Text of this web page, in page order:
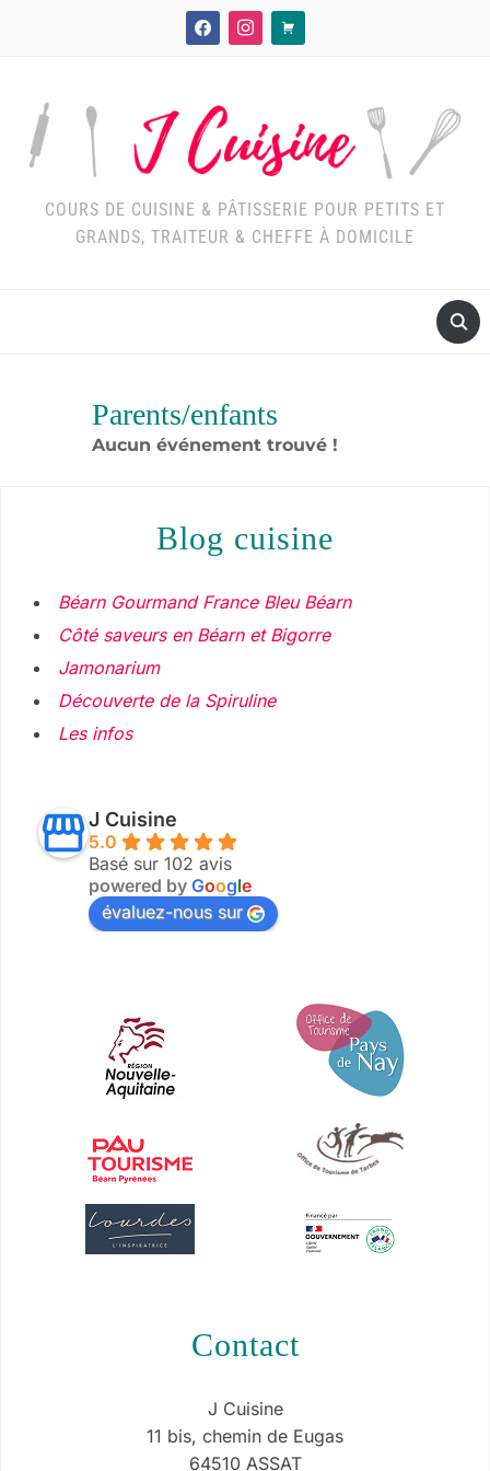
facebookinstagram
cart
COURS DE CUISINE & PÂTISSERIE POUR PETITS ET
GRANDS, TRAITEUR & CHEFFE À DOMICILE
Parents/enfants
Aucun événement trouvé !
blog cuisine
Béarn Gourmand France Bleu Béarn
Côté saveurs en Béarn et Bigorre
Jamonarium
Découverte de la Spiruline
Les infos
J Cuisine
5.0
Basé sur 102 avis
powered by Google
évaluez-nous sur
contact
J Cuisine
11 bis, chemin de Eugas
64510 ASSAT